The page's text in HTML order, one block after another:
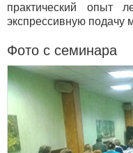
практический опыт
экспрессивную подачу
Фото с семинара